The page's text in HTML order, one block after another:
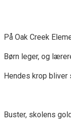
På Oak Creek
Børn leger, og
Hendes krop bliver
Buster, skolens